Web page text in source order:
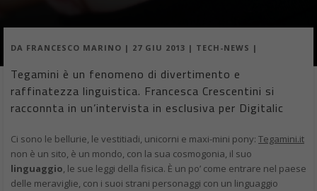
DA FRANCESCO MARINO | 27 GIU 2013 | TECH-NEWS |
Tegamini è un fenomeno di divertimento e
raffinatezza linguistica. Francesca Crescentini si
racconnta in un’intervista in esclusiva per Digitalic
Ci sono le bellurie, le vestitiadi, unicorni e maxi-mini pony: Tegamini.it
non è un sito, è un mondo, con la sua cosmogonia, il suo
linguaggio, le sue leggi della fisica. È un po’ come entrare nel paese
delle meraviglie, con i suoi strani personaggi con un linguaggio